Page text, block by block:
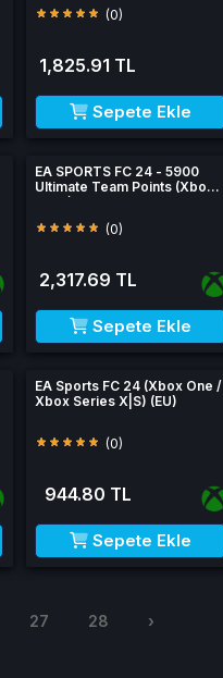
(0)
1,825.91 TL
Sepete Ekle
EA SPORTS FC 24 - 5900
Ultimate Team Points (Xbox
One / Xbox Series)
(0)
2,317.69 TL
Sepete Ekle
EA Sports FC 24 (Xbox One /
Xbox Series X|S) (EU)
(0)
944.80 TL
Sepete Ekle
27 28 ›